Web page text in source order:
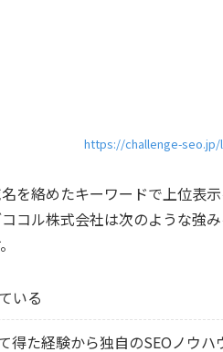
https://challenge-
名を絡めたキーワードで上位表
コル株式会社は次のような強
いる
得た経験から独自のSEOノウハ